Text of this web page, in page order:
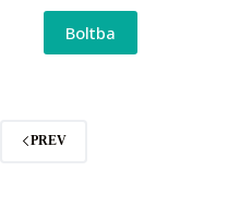
Boltba
PREV